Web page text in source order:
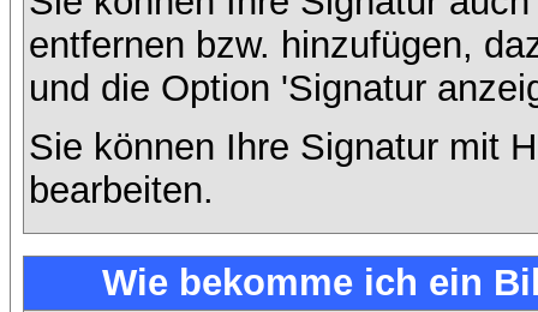
entfernen bzw. hinzufügen,
und die Option 'Signatur
Sie können Ihre Signatur mit
bearbeiten.
Wie bekomme ich ein